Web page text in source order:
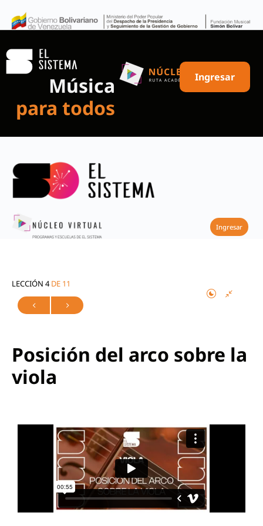
Música
para todos
Ingresar
Ingresar
LECCIÓN 4DE 11
Posición del arco sobre la
viola